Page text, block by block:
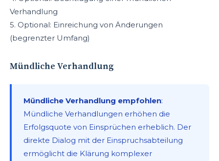
Verhandlung
5. Optional: Einreichung von Änderungen
(begrenzter Umfang)
Mündliche Verhandlung
Mündliche Verhandlung empfohlen:
Mündliche Verhandlungen erhöhen die
Erfolgsquote von Einsprüchen erheblich. Der
direkte Dialog mit der Einspruchsabteilung
ermöglicht die Klärung komplexer